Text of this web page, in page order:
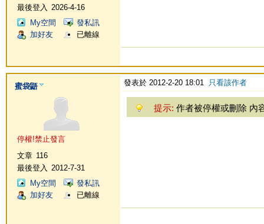
最後登入
2026-4-16
My空間
發私訊
加好友
已離線
蜜袋鼯
停權!禁止發言
文章 116
最後登入
2012-7-31
My空間
發私訊
加好友
已離線
發表於 2012-2-20 18:01 只看該作者
提示: 作者被停權或刪除 內